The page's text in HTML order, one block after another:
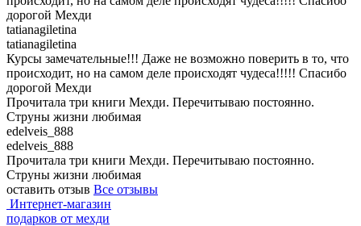
дорогой Мехди
tatianagiletina
tatianagiletina
Курсы замечательные!!! Даже не возможно поверить в то, что
происходит, но на самом деле происходят чудеса!!!!! Спасибо
дорогой Мехди
Прочитала три книги Мехди. Перечитываю постоянно.
Струны жизни любимая
edelveis_888
edelveis_888
Прочитала три книги Мехди. Перечитываю постоянно.
Струны жизни любимая
оставить отзыв Все отзывы
Интернет-магазин
подарков от мехди